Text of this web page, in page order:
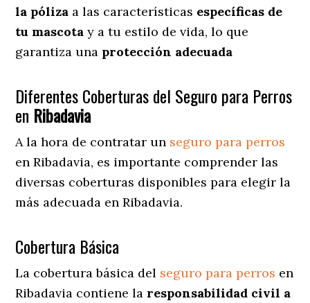
la póliza a las características específicas de
tu mascota y a tu estilo de vida, lo que
garantiza una protección adecuada
Diferentes Coberturas del Seguro para Perros
en Ribadavia
A la hora de contratar un seguro para perros
en Ribadavia, es importante comprender las
diversas coberturas disponibles para elegir la
más adecuada en Ribadavia.
Cobertura Básica
La cobertura básica del seguro para perros en
Ribadavia contiene la responsabilidad civil a